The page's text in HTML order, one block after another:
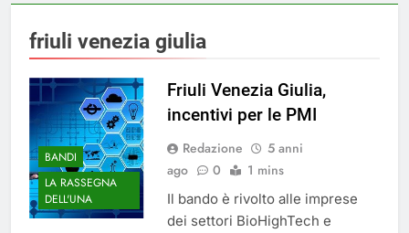
friuli venezia giulia
BANDI
LA RASSEGNA
DELL'UNA
Friuli Venezia Giulia,
incentivi per le PMI
Redazione
5 anni
ago
0 1 mins
Il bando è rivolto alle imprese
dei settori BioHighTech e